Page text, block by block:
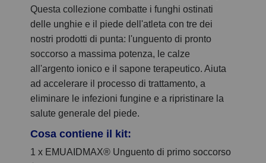
Questa collezione combatte i funghi ostinati
delle unghie e il piede dell'atleta con tre dei
nostri prodotti di punta: l'unguento di pronto
soccorso a massima potenza, le calze
all'argento ionico e il sapone terapeutico. Aiuta
ad accelerare il processo di trattamento, a
eliminare le infezioni fungine e a ripristinare la
salute generale del piede.
Cosa contiene il kit:
1 x EMUAIDMAX® Unguento di primo soccorso